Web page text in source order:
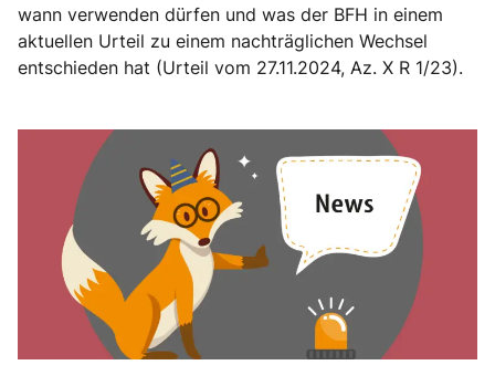
wann verwenden dürfen und was der BFH in einem
aktuellen Urteil zu einem nachträglichen Wechsel
entschieden hat (Urteil vom 27.11.2024, Az. X R 1/23).